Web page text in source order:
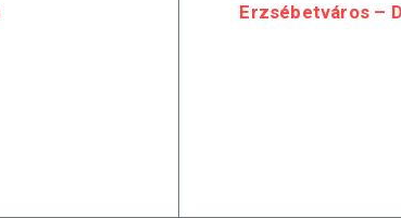
Erzsébetváros –